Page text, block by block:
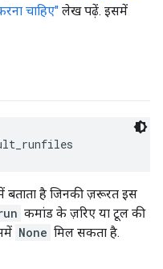
चाहिए" लेख पढ़ें. इसमें
में बताता है जिनकी ज़रूरत इस
कमांड के ज़रिए या टूल की
None मिल सकता है.